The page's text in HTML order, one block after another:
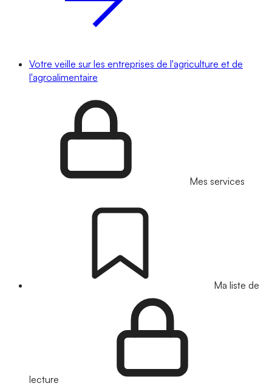
Votre veille sur les entreprises de l'agriculture et de
l'agroalimentaire
Mes services
Ma liste de
lecture